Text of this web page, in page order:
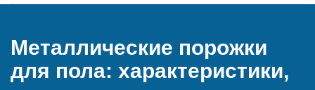
Металлические порожки
для пола: характеристики,